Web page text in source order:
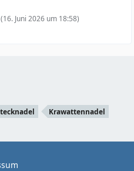
16. Juni 2026 um 18:58)
Krawattennadel